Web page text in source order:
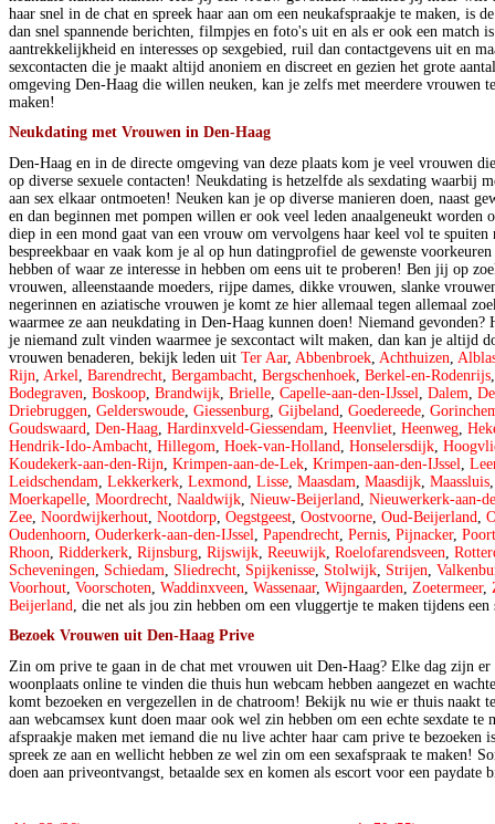
haar snel in de chat en spreek haar aan om een neukafspraakje te maken, is
dan snel spannende berichten, filmpjes en foto's uit en als er ook een match
aantrekkelijkheid en interesses op sexgebied, ruil dan contactgevens uit en
sexcontacten die je maakt altijd anoniem en discreet en gezien het grote
omgeving Den-Haag die willen neuken, kan je zelfs met meerdere vrouwen
maken!
Neukdating met Vrouwen in Den-Haag
Den-Haag en in de directe omgeving van deze plaats kom je veel vrouwen
op diverse sexuele contacten! Neukdating is hetzelfde als sexdating waarbij
aan sex elkaar ontmoeten! Neuken kan je op diverse manieren doen, naast
en dan beginnen met pompen willen er ook veel leden anaalgeneukt worden
diep in een mond gaat van een vrouw om vervolgens haar keel vol te spuiten
bespreekbaar en vaak kom je al op hun datingprofiel de gewenste
hebben of waar ze interesse in hebben om eens uit te proberen! Ben jij op
vrouwen, alleenstaande moeders, rijpe dames, dikke vrouwen, slanke
negerinnen en aziatische vrouwen je komt ze hier allemaal tegen allemaal
waarmee ze aan neukdating in Den-Haag kunnen doen! Niemand gevonden?
je niemand zult vinden waarmee je sexcontact wilt maken, dan kan je altijd
vrouwen benaderen, bekijk leden uit Ter Aar, Abbenbroek Achthuizen
Rijn Arkel Barendrecht Bergambacht Bergschenhoek Berkel-en-Rodenrijs
Bodegraven Boskoop Brandwijk Brielle Capelle-aan-den-IJssel Dalem
Driebruggen Gelderswoude Giessenburg Gijbeland Goedereede
Goudswaard
Den-Haag Hardinxveld-Giessendam Heenvliet Heenweg
Hendrik-Ido-Ambacht Hillegom Hoek-van-Holland Honselersdijk
Koudekerk-aan-den-Rijn Krimpen-aan-de-Lek Krimpen-aan-den-IJssel
Leidschendam Lekkerkerk Lexmond Lisse Maasdam Maasdijk Maassluis
Moerkapelle Moordrecht Naaldwijk Nieuw-Beijerland
Nieuwerkerk-aan-
Zee Noordwijkerhout Nootdorp Oegstgeest Oostvoorne Oud-Beijerland
Oudenhoorn Ouderkerk-aan-den-IJssel Papendrecht Pernis Pijnacker,
Rhoon Ridderkerk Rijnsburg Rijswijk Reeuwijk Roelofarendsveen
Scheveningen
Schiedam Sliedrecht Spijkenisse Stolwijk Strijen
Voorhout Voorschoten Waddinxveen Wassenaar, Wijngaarden Zoetermeer,
Beijerland
, die net als jou zin hebben om een vluggertje te maken tijdens
Bezoek Vrouwen uit Den-Haag Prive
Zin om prive te gaan in de chat met vrouwen uit Den-Haag? Elke dag zijn
woonplaats online te vinden die thuis hun webcam hebben aangezet en
komt bezoeken en vergezellen in de chatroom! Bekijk nu wie er thuis naakt
aan webcamsex kunt doen maar ook wel zin hebben om een echte sexdate te
afspraakje maken met iemand die nu live achter haar cam prive te bezoeken
spreek ze aan en wellicht hebben ze wel zin om een sexafspraak te maken!
doen aan priveontvangst, betaalde sex en komen als escort voor een paydate